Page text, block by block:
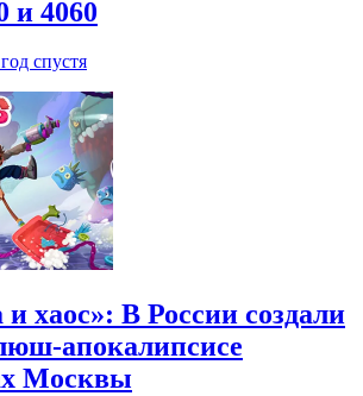
и 4060
спустя
хаос»: В России создали
апокалипсисе
Москвы